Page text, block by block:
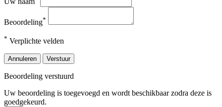
Beoordeling*
* Verplichte velden
Annuleren Verstuur
Beoordeling verstuurd
Uw beoordeling is toegevoegd en wordt beschikbaar zodra deze is
goedgekeurd.